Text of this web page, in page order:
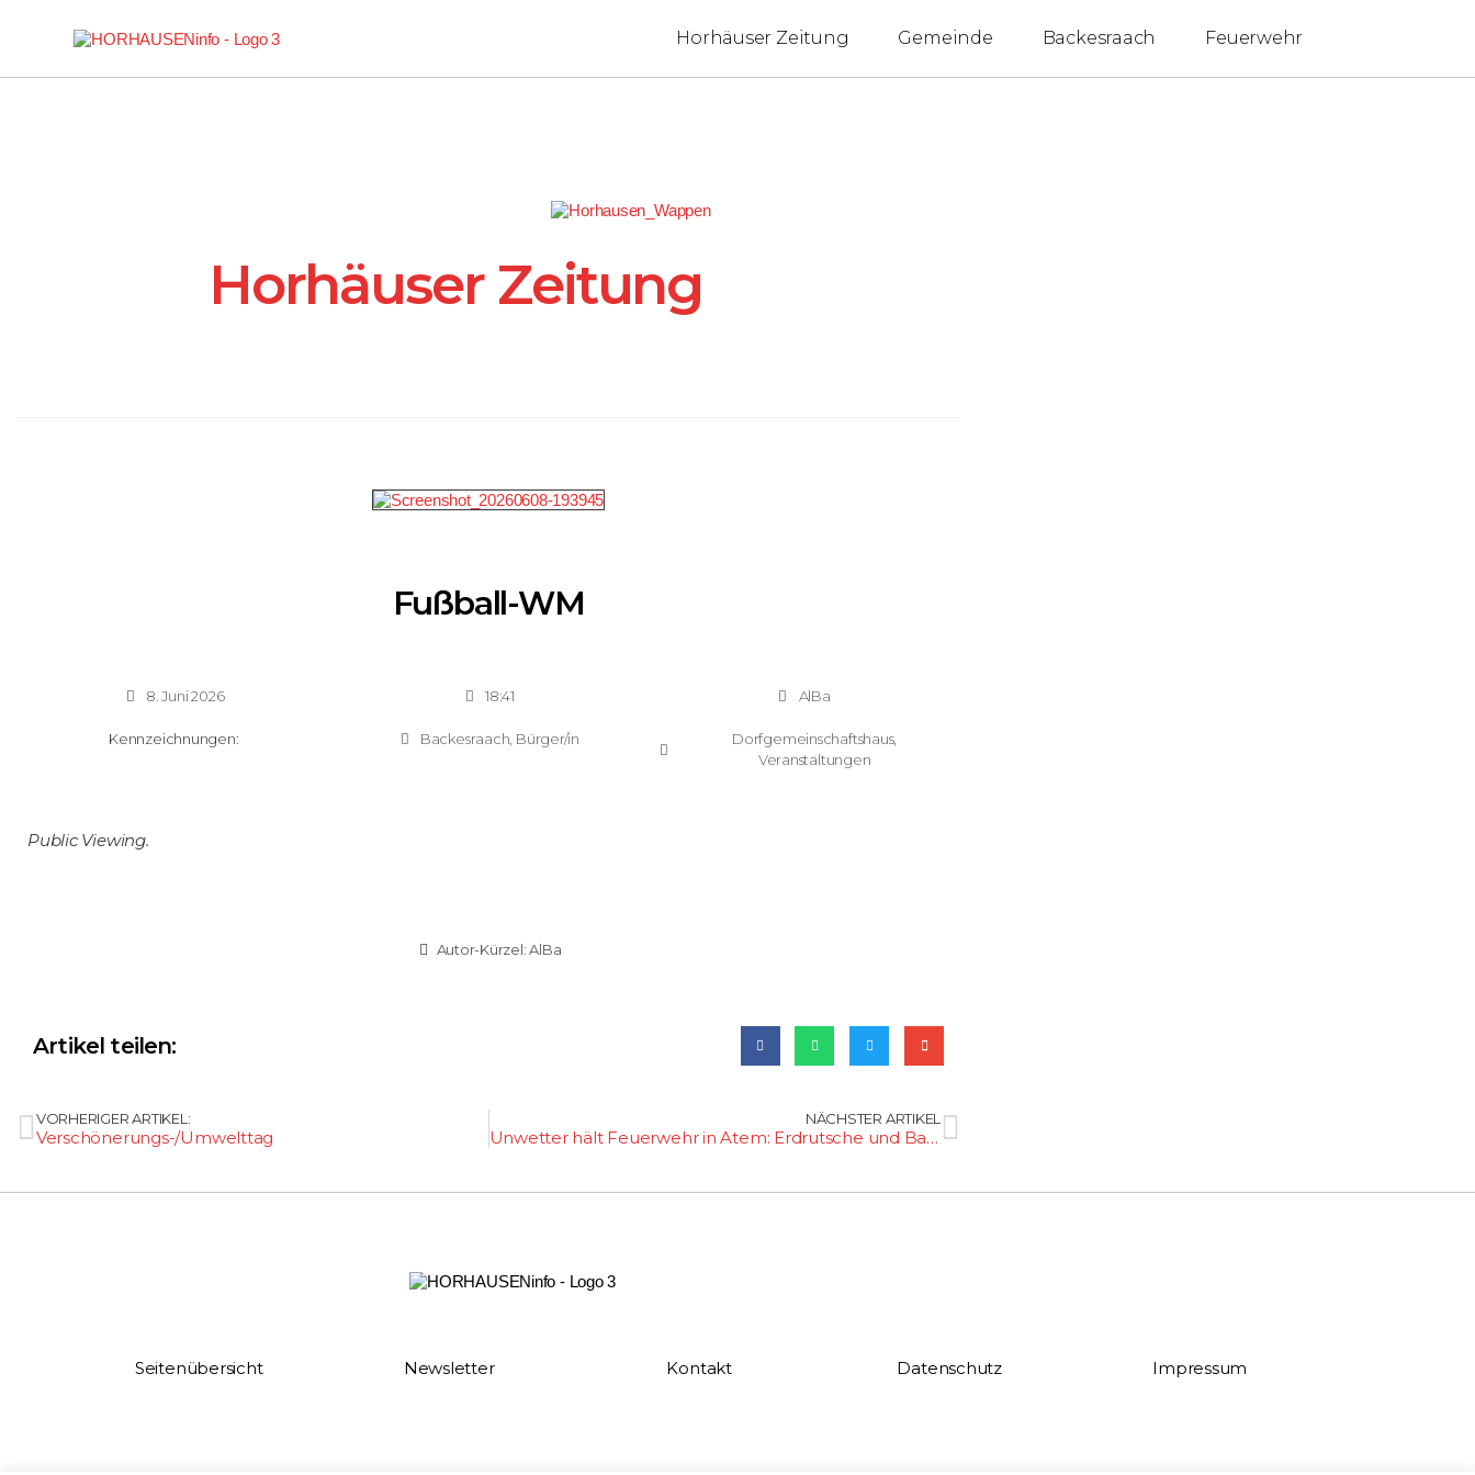
Horhäuser Zeitung Gemeinde Backesraach Feuerwehr
Horhäuser Zeitung
Fußball-WM
8. Juni 2026 18:41 AlBa
Kennzeichnungen: Backesraach Bürger/in Dorfgemeinschaftshaus,
Veranstaltungen
Public Viewing.
Autor-Kürzel:AlBa
Artikel teilen:
VORHERIGER ARTIKEL:
Verschönerungs-/Umwelttag
NÄCHSTER ARTIKEL
Unwetter hält Feuerwehr in Atem: Erdrutsche und Baumsperre auf der B417
Seitenübersicht Newsletter Kontakt Datenschutz Impressum